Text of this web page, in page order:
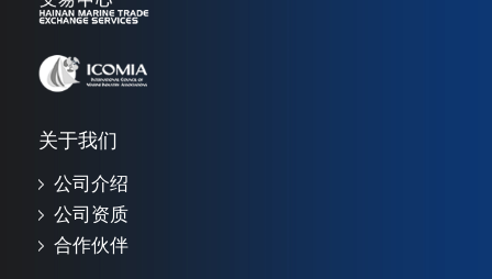
关于我们
公司介绍
公司资质
合作伙伴